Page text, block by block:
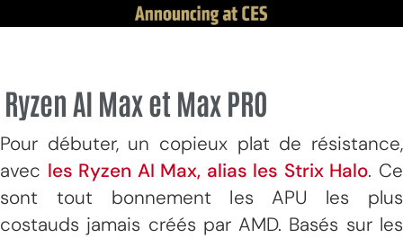
Ryzen AI Max et Max PRO
Pour débuter, un copieux plat de résistance,
avec les Ryzen AI Max, alias les Strix Halo. Ce
sont tout bonnement les APU les plus
costauds jamais créés par AMD. Basés sur les